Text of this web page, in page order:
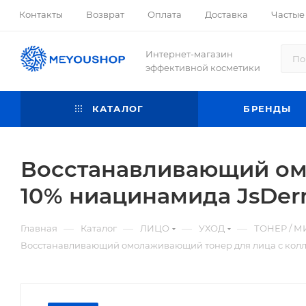
Контакты Возврат Оплата Доставка
Интернет-магазин
эффективной косметики
КАТАЛОГ БРЕНДЫ
Восстанавливающий
10% ниацинамида
Главная — Каталог — ЛИЦО — УХОД — ТОНЕР /
Восстанавливающий омолаживающий тонер для лица с